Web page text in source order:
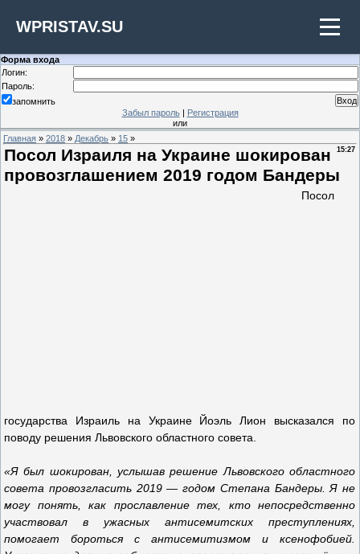
WPRISTAV.SU
Форма входа
Логин:
Пароль:
запомнить
Забыл пароль| Регистрация
или
Главная » 2018 » Декабрь » 15 »
15:27
Посол Израиля на Украине шокирован
провозглашением 2019 годом Бандеры
Посол
государства Израиль на Украине Йоэль Лион высказался по
поводу решения Львовского областного совета.
«Я был шокирован, услышав решение Львовского областного
совета провозгласить 2019 — годом Степана Бандеры. Я не
могу понять, как прославление тех, кто непосредственно
участвовал в ужасных антисемитских преступлениях,
помогает бороться с антисемитизмом и ксенофобией.